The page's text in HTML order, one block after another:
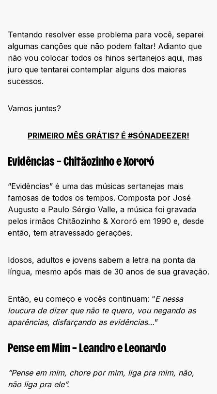
Mal Feito – Hugo & Guilherme e Marília Mendonça
Escute aqui as playlists dos maiores sucessos
sertanejos
Sertanejo Raiz
Vem pro Sertanejo
Tentando resolver esse problema para você, separei
algumas canções que não podem faltar! Adianto que
não vou colocar todos os hinos sertanejos aqui, mas
juro que tentarei contemplar alguns dos maiores
sucessos.
Vamos juntes?
PRIMEIRO MÊS GRÁTIS? É #SÓNADEEZER!
Evidências – Chitãozinho e Xororó
“Evidências” é uma das músicas sertanejas mais
famosas de todos os tempos. Composta por José
Augusto e Paulo Sérgio Valle, a música foi gravada
pelos irmãos Chitãozinho & Xororó em 1990 e, desde
então, tem atravessado gerações.
Idosos, adultos e jovens sabem a letra na ponta da
língua, mesmo após mais de 30 anos de sua gravação.
Então, eu começo e vocês continuam: “E nessa
loucura de dizer que não te quero, vou negando as
aparências, disfarçando as evidências…”
Pense em Mim – Leandro e Leonardo
“Pense em mim, chore por mim, liga pra mim, não,
não liga pra ele”.